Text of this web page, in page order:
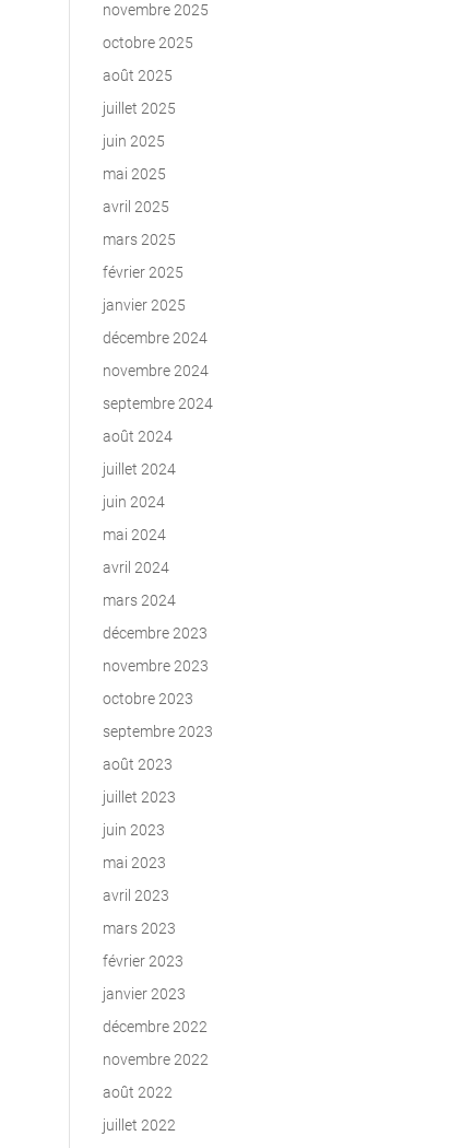
novembre 2025
octobre 2025
août 2025
juillet 2025
juin 2025
mai 2025
avril 2025
mars 2025
février 2025
janvier 2025
décembre 2024
novembre 2024
septembre 2024
août 2024
juillet 2024
juin 2024
mai 2024
avril 2024
mars 2024
décembre 2023
novembre 2023
octobre 2023
septembre 2023
août 2023
juillet 2023
juin 2023
mai 2023
avril 2023
mars 2023
février 2023
janvier 2023
décembre 2022
novembre 2022
août 2022
juillet 2022